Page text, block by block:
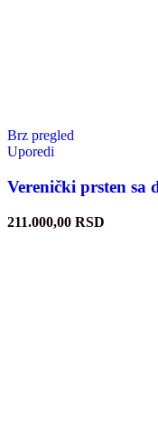
Brz pregled
Uporedi
Verenički prsten sa
211.000,00 RSD